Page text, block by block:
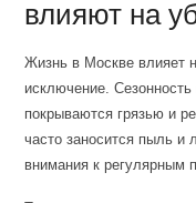
влияют на
Жизнь в Москве влияет
исключение.
покрываются грязью и
часто заносится пыль и
внимания к регулярным